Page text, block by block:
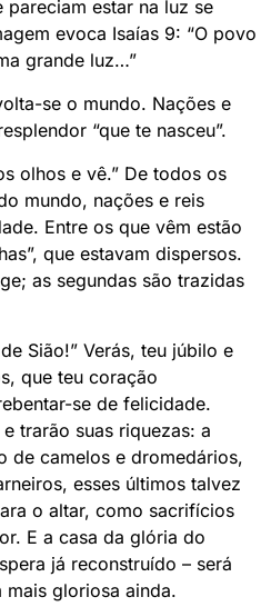
estar na luz se
evoca Isaías 9: “O povo
grande luz…”
se o mundo. Nações e
“que te nasceu”.
olhos e vê.” De todos os
mundo, nações e reis
Entre os que vêm estão
que estavam dispersos.
as segundas são trazidas
Sião!” Verás, teu júbilo e
que teu coração
se de felicidade.
trarão suas riquezas: a
de camelos e dromedários,
esses últimos talvez
o altar, como sacrifícios
E a casa da glória do
já reconstruído – será
gloriosa ainda.